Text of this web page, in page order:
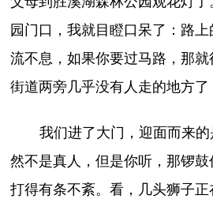
园门口，我就目瞪口呆了：路上
流不息，如果你要过马路，那
街道两旁几乎没有人走的地方了
我们进了大门，迎面而来的
然不是真人，但是你听，那锣鼓
打得有条不紊。看，几头狮子